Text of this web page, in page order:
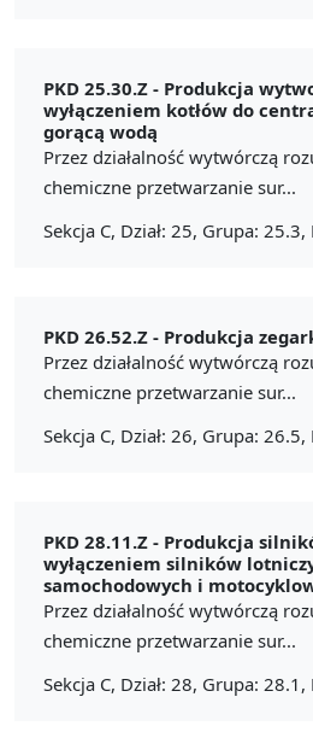
PKD 25.30.Z - Produkcja
wyłączeniem kotłów do
gorącą wodą
Przez działalność wytwórczą
chemiczne przetwarzanie sur...
Sekcja C, Dział: 25, Grupa:
PKD 26.52.Z - Produkcja
Przez działalność wytwórczą
chemiczne przetwarzanie sur...
Sekcja C, Dział: 26, Grupa:
PKD 28.11.Z - Produkcja
wyłączeniem silników
samochodowych i
Przez działalność wytwórczą
chemiczne przetwarzanie sur...
Sekcja C, Dział: 28, Grupa: 28.1,